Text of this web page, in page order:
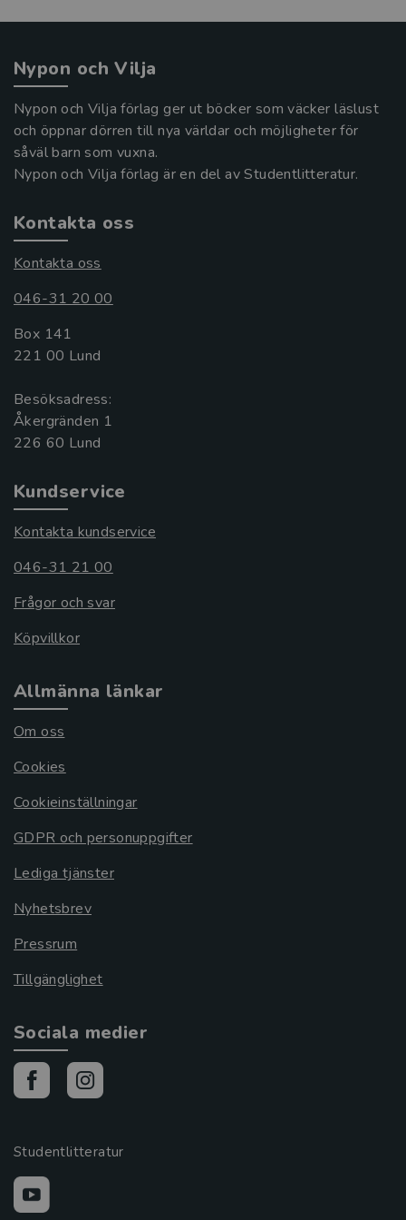
Nypon och Vilja
Nypon och Vilja förlag ger ut böcker som väcker läslust
och öppnar dörren till nya världar och möjligheter för
såväl barn som vuxna.
Nypon och Vilja förlag är en del av Studentlitteratur.
Kontakta oss
Kontakta oss
046-31 20 00
Box 141
221 00 Lund
Besöksadress:
Åkergränden 1
Kundservice
Kontakta kundservice
046-31 21 00
Frågor och svar
Köpvillkor
Allmänna länkar
Om oss
Cookies
Cookieinställningar
GDPR och personuppgifter
Lediga tjänster
Nyhetsbrev
Pressrum
Tillgänglighet
Sociala medier
Studentlitteratur